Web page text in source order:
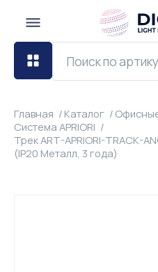
Главная Каталог
Система APRIORI
Трек ART-APRIORI-TRACK-
(IP20 Металл, 3 года)